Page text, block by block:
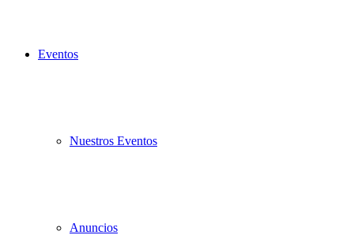
Eventos
Nuestros Eventos
Anuncios